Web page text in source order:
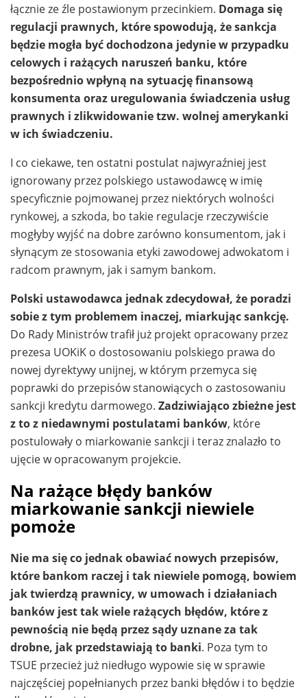
łącznie ze źle postawionym przecinkiem. Domaga się
regulacji prawnych, które spowodują, że sankcja
będzie mogła być dochodzona jedynie w przypadku
celowych i rażących naruszeń banku, które
bezpośrednio wpłyną na sytuację finansową
konsumenta oraz uregulowania świadczenia usług
prawnych i zlikwidowanie tzw. wolnej amerykanki
w ich świadczeniu.
I co ciekawe, ten ostatni postulat najwyraźniej jest
ignorowany przez polskiego ustawodawcę w imię
specyficznie pojmowanej przez niektórych wolności
rynkowej, a szkoda, bo takie regulacje rzeczywiście
mogłyby wyjść na dobre zarówno konsumentom, jak i
słynącym ze stosowania etyki zawodowej adwokatom i
radcom prawnym, jak i samym bankom.
Polski ustawodawca jednak zdecydował, że poradzi
sobie z tym problemem inaczej, miarkując sankcję.
Do Rady Ministrów trafił już projekt opracowany przez
prezesa UOKiK o dostosowaniu polskiego prawa do
nowej dyrektywy unijnej, w którym przemyca się
poprawki do przepisów stanowiących o zastosowaniu
sankcji kredytu darmowego. Zadziwiająco zbieżne jest
z to z niedawnymi postulatami banków, które
postulowały o miarkowanie sankcji i teraz znalazło to
ujęcie w opracowanym projekcie.
Na rażące błędy banków
miarkowanie sankcji niewiele
pomoże
Nie ma się co jednak obawiać nowych przepisów,
które bankom raczej i tak niewiele pomogą, bowiem
jak twierdzą prawnicy, w umowach i działaniach
banków jest tak wiele rażących błędów, które z
pewnością nie będą przez sądy uznane za tak
drobne, jak przedstawiają to banki. Poza tym to
TSUE przecież już niedługo wypowie się w sprawie
najczęściej popełnianych przez banki błędów i to będzie